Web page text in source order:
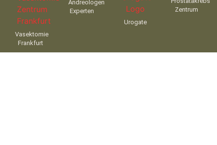
Vasektomie
Frankfurt
Andreologen
Experten
Urogate
Zentrum